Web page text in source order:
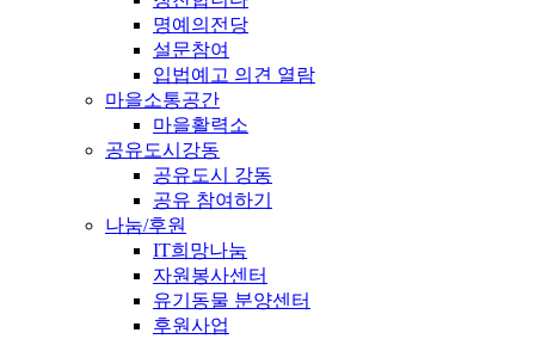
명예의전당
설문참여
입법예고 의견 열람
마을소통공간
마을활력소
공유도시강동
공유도시 강동
공유 참여하기
나눔/후원
IT희망나눔
자원봉사센터
유기동물 분양센터
후원사업